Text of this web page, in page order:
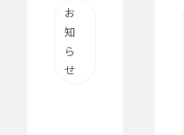
お
知
ら
せ